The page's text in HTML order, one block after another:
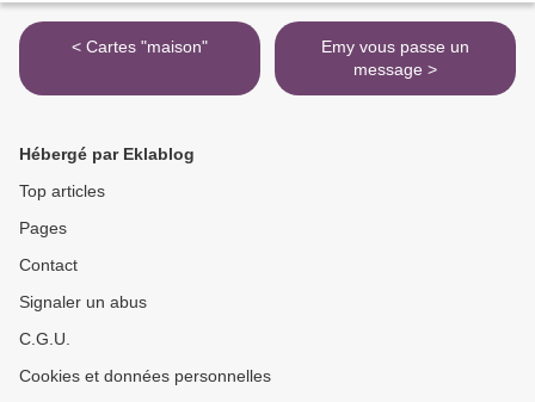
< Cartes "maison"
Emy vous passe un
message >
Hébergé par Eklablog
Top articles
Pages
Contact
Signaler un abus
C.G.U.
Cookies et données personnelles